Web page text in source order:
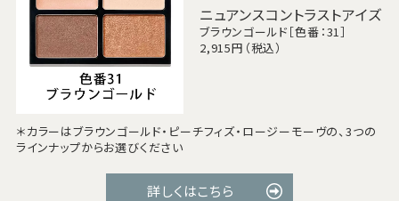
ニュアンスコントラストアイズ
ブラウンゴールド［色番：31］
2,915円（税込）
＊カラーはブラウンゴールド・ピーチフィズ・ロージーモーヴの、3つの
ラインナップからお選びください
詳しくはこちら